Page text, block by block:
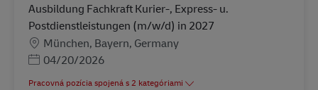
Ausbildung Fachkraft Kurier-, Express- u.
Postdienstleistungen (m/w/d) in 2027
MiestoMünchen, Bayern, Germany
Posted Date
04/20/2026
Pracovná pozícia spojená s 2 kategóriami